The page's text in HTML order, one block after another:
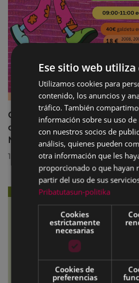
Curso breve de preparación
de los niveles B2 y C1 en el
Municipal
13/07/2026
Ese sitio web utiliza
Utilizamos cookies para
contenido, los anuncios y
tráfico. También
información sobre su uso
con nuestros socios de
análisis, quienes pueden
otra información que les
proporcionado o que hayan
partir del uso de sus
Pribatutasun-politika
Cookies
estrictamente
necesarias
Cookies de
preferencias